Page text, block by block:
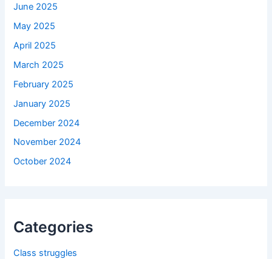
June 2025
May 2025
April 2025
March 2025
February 2025
January 2025
December 2024
November 2024
October 2024
Categories
Class struggles